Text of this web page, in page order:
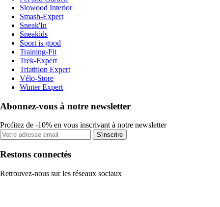
Slowood Interior
Smash-Expert
Sneak'In
Sneakids
Sport is good
Training-Fit
Trek-Expert
Triathlon Expert
Vélo-Store
Winter Expert
Abonnez-vous à notre newsletter
Profitez de -10% en vous inscrivant à notre newsletter
S'inscrire
Restons connectés
Retrouvez-nous sur les réseaux sociaux